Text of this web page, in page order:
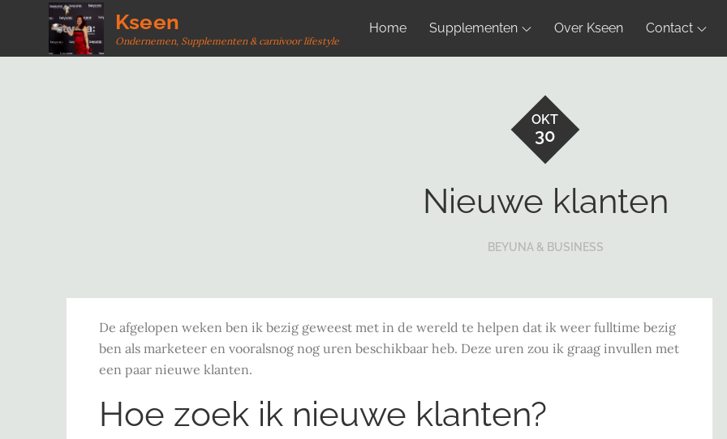
Kseen
Ondernemen, Supplementen & carnivoor lifestyle
Home Supplementen Over Kseen Contact
OKT
30
Nieuwe klanten
BEYUNA & BUSINESS
De afgelopen weken ben ik bezig geweest met in de wereld te helpen dat ik weer fulltime bezig
ben als marketeer en vooralsnog nog uren beschikbaar heb. Deze uren zou ik graag invullen met
een paar nieuwe klanten.
Hoe zoek ik nieuwe klanten?